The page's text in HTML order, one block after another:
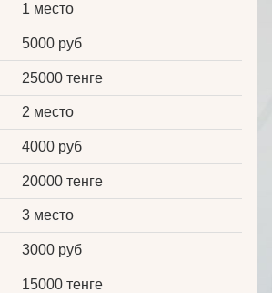
1 место
5000 руб
25000 тенге
2 место
4000 руб
20000 тенге
3 место
3000 руб
15000 тенге